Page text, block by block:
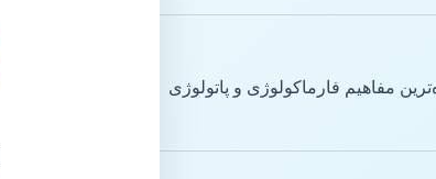
مفاهیم فارماکولوژی و پاتولوژی